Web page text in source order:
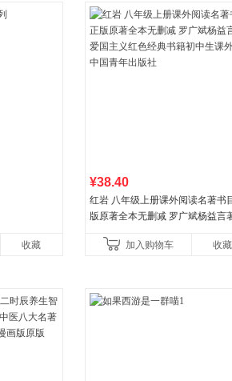
收藏
¥38.40
红岩 八年级上册课外阅读名著书
版原著全本无删减 罗广斌杨益言
国青年出版社加入购物车 收藏